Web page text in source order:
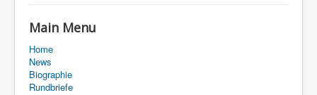
Suche
Main Menu
Home
News
Biographie
Rundbriefe